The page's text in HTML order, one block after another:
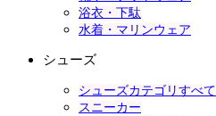
浴衣・下駄
水着・マリンウェア
シューズ
シューズカテゴリすべて
スニーカー